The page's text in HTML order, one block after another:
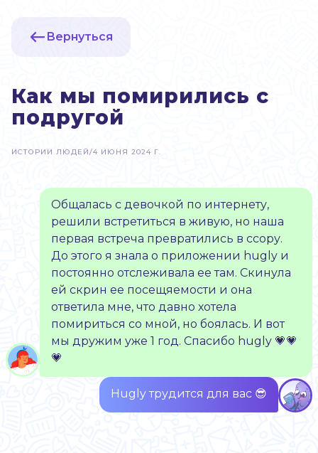
Вернуться
Как мы помирились с
подругой
ИСТОРИИ ЛЮДЕЙ/4 ИЮНЯ 2024 Г.
Общалась с девочкой по интернету,
решили встретиться в живую, но наша
первая встреча превратились в ссору.
До этого я знала о приложении hugly и
постоянно отслеживала ее там. Скинула
ей скрин ее посещяемости и она
ответила мне, что давно хотела
помириться со мной, но боялась. И вот
мы дружим уже 1 год. Спасибо hugly 💗💗
💗
Hugly трудится для вас 😎